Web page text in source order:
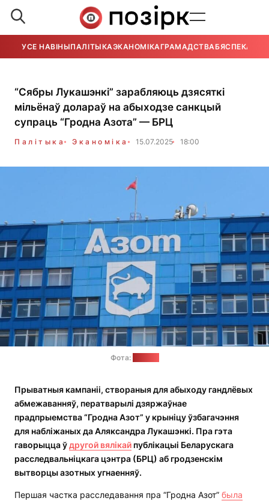
УСЕ НАВІНЫПАЛІТЫКАЭКАНОМІКАГРАМАДСТВАБЯСПЕКА
“Сябры Лукашэнкі” зарабляюць дзясяткі
мільёнаў долараў на абыходзе санкцый
супраць “Гродна Азота” — БРЦ
Палітыка Эканоміка 15.07.2025 18:00
Фота:
Прыватныя кампаніі, створаныя для абыходу гандлёвых
абмежаванняў, ператварылі дзяржаўнае
прадпрыемства “Гродна Азот” у крыніцу ўзбагачэння
для набліжаных да Аляксандра Лукашэнкі. Пра гэта
гаворыцца ўдругой вялікай публікацыі Беларускага
расследвальніцкага цэнтра (БРЦ) аб гродзенскім
вытворцы азотных угнаенняў.
Першая частка расследавання пра “Гродна Азот” была